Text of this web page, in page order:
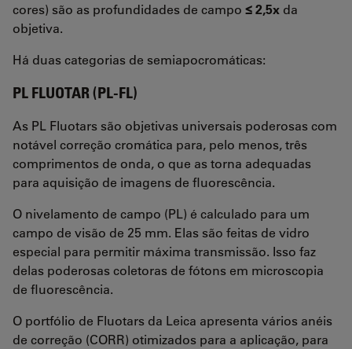
cores) são as profundidades de campo ≤ 2,5x da
objetiva.
Há duas categorias de semiapocromáticas:
PL FLUOTAR (PL-FL)
As PL Fluotars são objetivas universais poderosas com
notável correção cromática para, pelo menos, três
comprimentos de onda, o que as torna adequadas
para aquisição de imagens de fluorescência.
O nivelamento de campo (PL) é calculado para um
campo de visão de 25 mm. Elas são feitas de vidro
especial para permitir máxima transmissão. Isso faz
delas poderosas coletoras de fótons em microscopia
de fluorescência.
O portfólio de Fluotars da Leica apresenta vários anéis
de correção (CORR) otimizados para a aplicação, para